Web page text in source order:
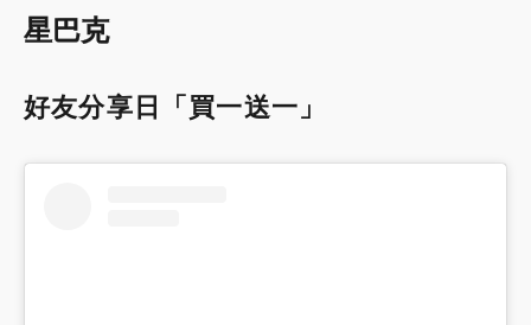
星巴克
好友分享日「買一送一」